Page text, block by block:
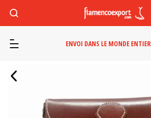
ENVOI DANS LE MONDE ENTIER